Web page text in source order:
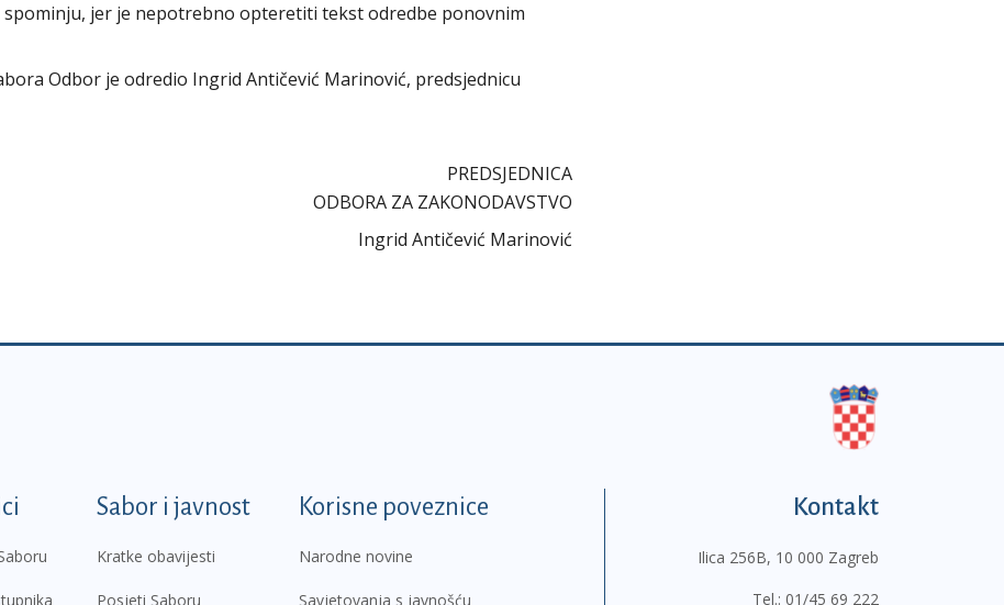
jer je nepotrebno opteretiti tekst odredbe ponovnim
Odbor je odredio Ingrid Antičević Marinović, predsjednicu
PREDSJEDNICA
ODBORA ZA ZAKONODAVSTVO
Ingrid Antičević Marinović
Sabor i javnost
Kratke obavijesti
Posjeti Saboru
Korisne poveznice
Narodne novine
Savjetovanja s javnošću
Kontakt
Ilica 256B, 10 000 Zagreb
Tel.: 01/45 69 222